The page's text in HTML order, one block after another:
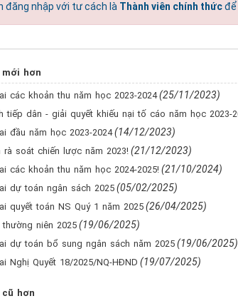
đăng nhập với tư cách là Thành viên chính thứcđể
hơn
các khoản thu năm học 2023-2024 (25/11/2023)
tiếp dân - giải quyết khiếu nại tố cáo năm học 2023-
đầu năm học 2023-2024 (14/12/2023)
rà soát chiến lược năm 2023! (21/12/2023)
các khoản thu năm học 2024-2025! (21/10/2024)
dự toán ngân sách 2025 (05/02/2025)
quyết toán NS Quý 1 năm 2025 (26/04/2025)
niên 2025 (19/06/2025)
dự toán bổ sung ngân sách năm 2025 (19/06/2025)
Nghị Quyết 18/2025/NQ-HĐND (19/07/2025)
hơn